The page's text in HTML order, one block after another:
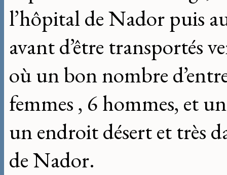
l’hôpital de Nador puis
avant d’être transportés
où un bon nombre
femmes , 6 hommes, et
un endroit désert et très
de Nador.